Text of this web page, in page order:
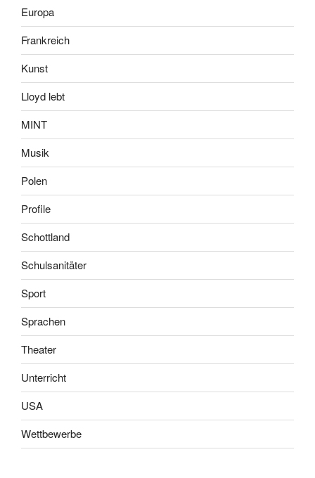
Europa
Frankreich
Kunst
Lloyd lebt
MINT
Musik
Polen
Profile
Schottland
Schulsanitäter
Sport
Sprachen
Theater
Unterricht
USA
Wettbewerbe